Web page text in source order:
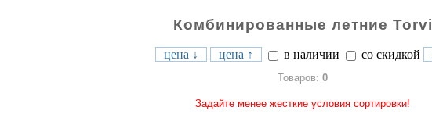
Комбинированные летние Torvi
цена ↓ цена ↑ в наличии со скидкой
Товаров: 0
Задайте менее жесткие условия сортировки!